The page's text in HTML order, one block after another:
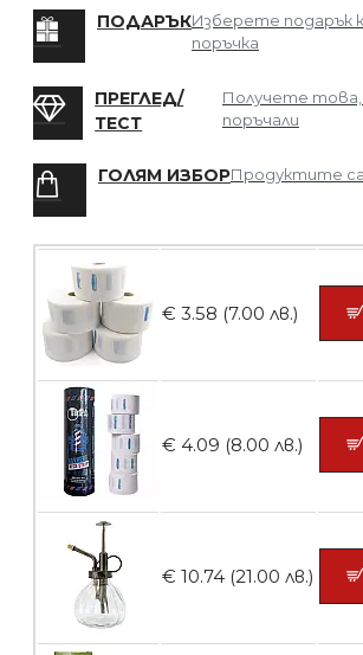
Четка за
броя
ПОДАРЪКИзберете подарък
поръчка
ПРЕГЛЕД/
ТЕСТ
Получете
поръчали
ГОЛЯМ ИЗБОРПродуктите са
€ 3.58 (7.00 лв.)
€ 4.09 (8.00 лв.)
€ 10.74 (21.00 лв.)